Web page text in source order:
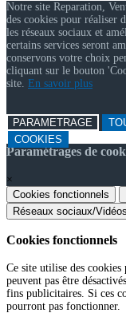
Notre site Reparation,
des cookies pour réaliser
les réseaux sociaux et
certains services seront
conservons votre choix
cliquant sur le bouton
site. En savoir plus
PARAMETRAGE
COOKIES
Paramétrages de
×
Cookies fonctionnels
Réseaux sociaux/Vidéos
Cookies fonctionnels
Ce site utilise des
peuvent pas être
fins publicitaires. Si ces
pourront pas fonctionner.